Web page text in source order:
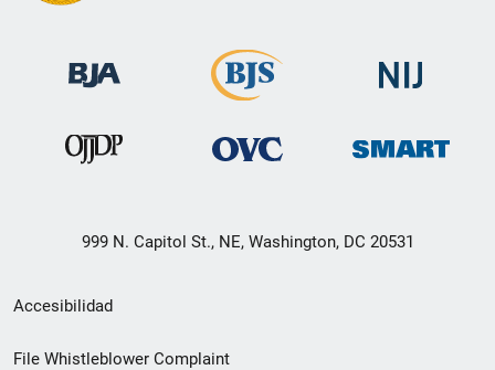
999 N. Capitol St., NE, Washington, DC 20531
Menú
de
Accesibilidad
File Whistleblower Complaint